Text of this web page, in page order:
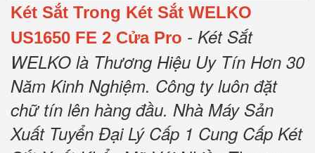
Két Sắt Trong Két Sắt WELKO
US1650 FE 2 Cửa Pro - Két Sắt
WELKO là Thương Hiệu Uy Tín Hơn 30
Năm Kinh Nghiệm. Công ty luôn đặt
chữ tín lên hàng đầu. Nhà Máy Sản
Xuất Tuyển Đại Lý Cấp 1 Cung Cấp Két